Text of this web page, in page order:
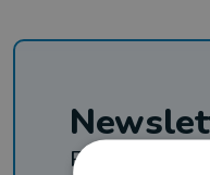
Rejoignez-nous